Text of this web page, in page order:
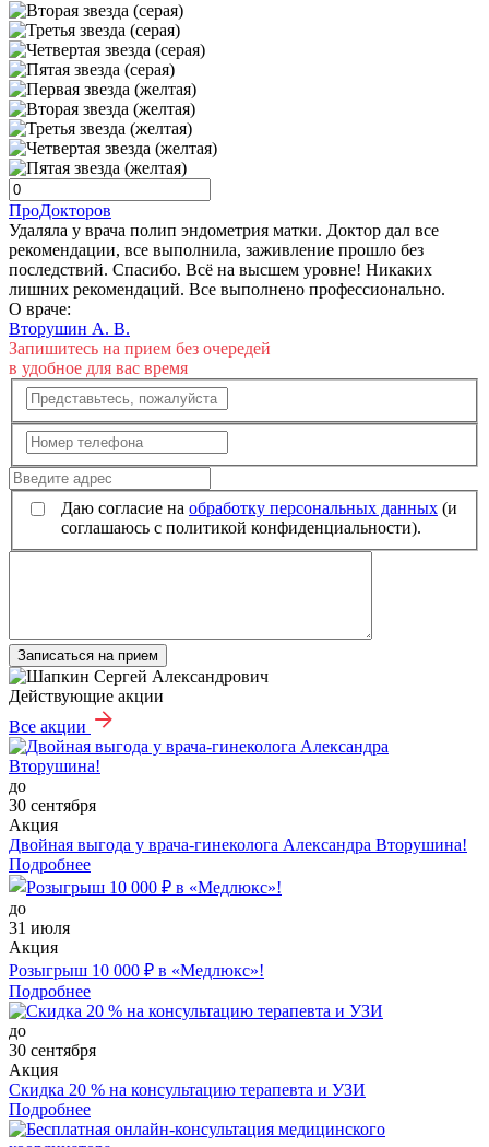
ПроДокторов
Удаляла у врача полип эндометрия матки. Доктор дал все
рекомендации, все выполнила, заживление прошло без
последствий. Спасибо. Всё на высшем уровне! Никаких
лишних рекомендаций. Все выполнено профессионально.
О враче:
Вторушин А. В.
Запишитесь на прием без очередей
в удобное для вас время
Даю согласие на обработку персональных данных (и
соглашаюсь с политикой конфиденциальности).
Записаться на прием
Действующие акции
Все акции
до
30 сентября
Акция
Двойная выгода у врача‑гинеколога Александра Вторушина!
Подробнее
до
31 июля
Акция
Розыгрыш 10 000 ₽ в «Медлюкс»!
Подробнее
до
30 сентября
Акция
Скидка 20 % на консультацию терапевта и УЗИ
Подробнее